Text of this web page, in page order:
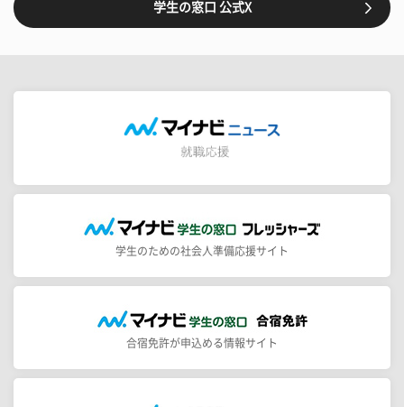
学生の窓口 公式X
学生のための社会人準備応援サイト
合宿免許が申込める情報サイト